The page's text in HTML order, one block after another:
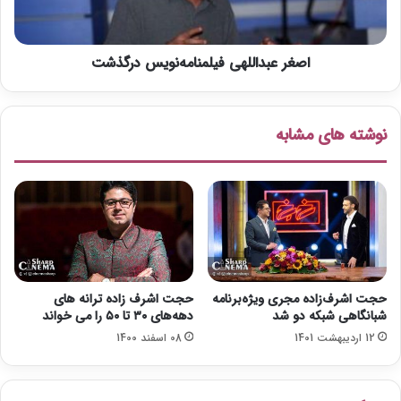
ل
م
ر
ه
ن
ک
ب
گ
ی
ر
ا
ل
ی
ل
ن
ن
ی
س
د
ر
گ
اصغر عبداللهی فیلمنامه‌نویس درگذشت
نوشته های مشابه
حجت اشرف‌زاده مجری ویژه‌برنامه
شبانگاهی شبکه دو شد
12 اردیبهشت 1401
حجت اشرف زاده ترانه های
دهه‌های ۳۰ تا ۵۰ را می خواند
08 اسفند 1400